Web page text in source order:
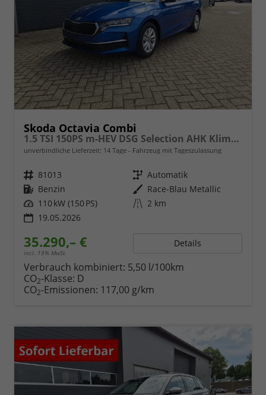
Skoda Octavia Combi
1.5 TSI 150PS m-HEV DSG Selection AHK Klimaautomatik ACC PDC v+h Rückf.Kamera Sitzheizung TWA Apple CarPlay Android Auto 16"LM
unverbindliche Lieferzeit: 14 Tage Fahrzeug mit Tageszulassung
Fahrzeugnr. 81013 Getriebe Automatik
Kraftstoff Benzin Außenfarbe Race-Blau Metallic
Leistung 110 kW (150 PS) Kilometerstand 2 km
19.05.2026
35.290,– €
incl. 19% MwSt.
Details
Verbrauch kombiniert: 5,50 l/100km
CO2-Klasse: D
CO2-Emissionen: 117,00 g/km